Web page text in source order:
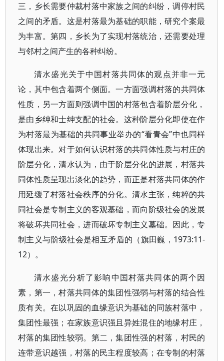
三，乡长需要仲裁村落中家族之间的纠纷，调停村民
之间的矛盾。这是村落最为基础的职能，研究个案最
为丰富。第四，乡长为了实现村落统治，还需要处理
与邻村之间产生的各种纠纷。
清水盛光关于中国村落共同体的观点并非一元
论，其中包含着两个侧面。一方面强调村落的共同体
性质，另一方面则强调中国的村落包含着阶层分化，
是由乡绅和士绅支配的社会。这种阶层分化即使在作
为村落最为基础的共同事业举办的“看青会”中也同样
体现出来。对于如何认识村落的共同体性质与村庄的
阶层分化，清水认为，由于阶层分化的进展，村落共
同体性质呈现出淡化的趋势，而正是村落共同体的作
用延缓了村落社会秩序的分化。清水主张，纯粹的共
同社会是专制主义的客观基础，而向阶级社会的发展
将破坏共同社会，进而破坏专制主义墓础。因此，专
制主义与阶级社会是相互矛盾的（旗田巍，1973:11-
12）。
清水盛光分析了影响中国村落共同体的两个因
素，第一，村落共同体的集团性强弱与村落的结合性
质有关。在以巩固的血缘意识为基础的同族村落中，
集团性最强；在家族意识强且异姓混住的地缘村庄，
村落的集团性较弱。第二，集团性强的村落，村民的
连带意识越强，村落的民主程度较高；在专制的村落